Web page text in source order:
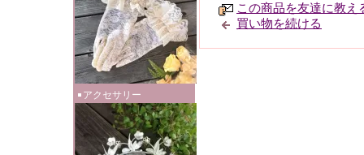
アクセサリー
この商品を友達に教え
買い物を続ける